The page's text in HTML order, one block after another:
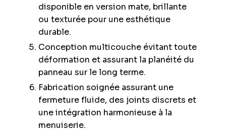
disponible en version mate, brillante
ou texturée pour une esthétique
durable.
Conception multicouche évitant toute
déformation et assurant la planéité du
panneau sur le long terme.
Fabrication soignée assurant une
fermeture fluide, des joints discrets et
une intégration harmonieuse à la
menuiserie.